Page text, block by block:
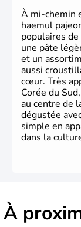
À mi-chemin
haemul
populaires
une pâte
et un
aussi
cœur. Très
Corée du
au centre de
dégustée
simple en
dans la
À